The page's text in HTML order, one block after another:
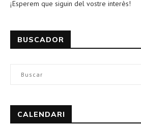
¡Esperem que siguin del vostre interès!
BUSCADOR
CALENDARI